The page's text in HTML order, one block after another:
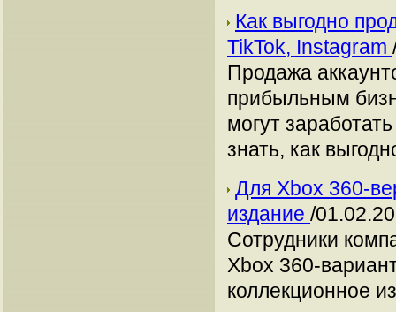
Как выгодно
TikTok, Instagram
Продажа
прибыльным
могут
знать, как
Для Xbox 360-
издание /
Сотрудники
Xbox 360-
коллекционное